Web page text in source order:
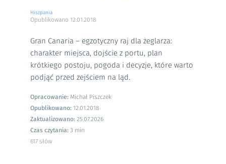
Hiszpania
Opublikowano 12.01.2018
Gran Canaria – egzotyczny raj dla żeglarza:
charakter miejsca, dojście z portu, plan
krótkiego postoju, pogoda i decyzje, które warto
podjąć przed zejściem na ląd.
Opracowanie: Michał Piszczek
Opublikowano: 12.01.2018
Zaktualizowano: 25.07.2026
Czas czytania: 3 min
617 słów